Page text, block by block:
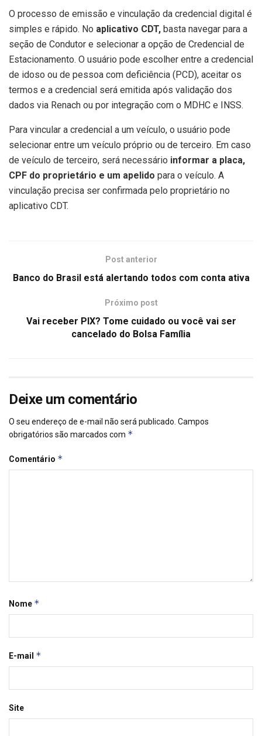
O processo de emissão e vinculação da credencial digital é
simples e rápido. No aplicativo CDT, basta navegar para a
seção de Condutor e selecionar a opção de Credencial de
Estacionamento. O usuário pode escolher entre a credencial
de idoso ou de pessoa com deficiência (PCD), aceitar os
termos e a credencial será emitida após validação dos
dados via Renach ou por integração com o MDHC e INSS.
Para vincular a credencial a um veículo, o usuário pode
selecionar entre um veículo próprio ou de terceiro. Em caso
de veículo de terceiro, será necessário informar a placa,
CPF do proprietário e um apelido para o veículo. A
vinculação precisa ser confirmada pelo proprietário no
aplicativo CDT.
Post anterior
Banco do Brasil está alertando todos com conta ativa
Próximo post
Vai receber PIX? Tome cuidado ou você vai ser
cancelado do Bolsa Família
Deixe um comentário
O seu endereço de e-mail não será publicado. Campos
obrigatórios são marcados com *
Comentário *
Nome *
E-mail *
Site